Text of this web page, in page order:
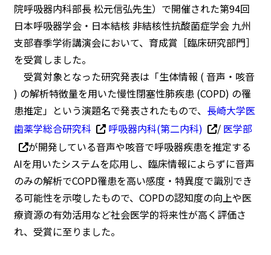
院呼吸器内科部長 松元信弘先生）で開催された第94回
日本呼吸器学会・日本結核 非結核性抗酸菌症学会 九州
支部春季学術講演会において、育成賞［臨床研究部門］
を受賞しました。
受賞対象となった研究発表は「生体情報 ( 音声・咳音
) の解析特徴量を用いた慢性閉塞性肺疾患 (COPD) の罹
患推定」という演題名で発表されたもので、 長崎大学医
歯薬学総合研究科
呼吸器内科(第二内科) / 医学部
が開発している音声や咳音で呼吸器疾患を推定する
AIを用いたシステムを応用し、臨床情報によらずに音声
のみの解析でCOPD罹患を高い感度・特異度で識別でき
る可能性を示唆したもので、COPDの認知度の向上や医
療資源の有効活用など社会医学的将来性が高く評価さ
れ、受賞に至りました。